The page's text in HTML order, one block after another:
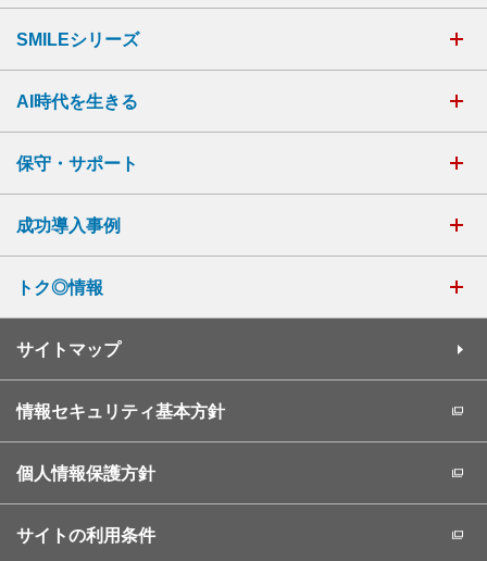
SMILEシリーズ
AI時代を生きる
保守・サポート
成功導入事例
トク◎情報
サイトマップ
情報セキュリティ基本方針
個人情報保護方針
サイトの利用条件